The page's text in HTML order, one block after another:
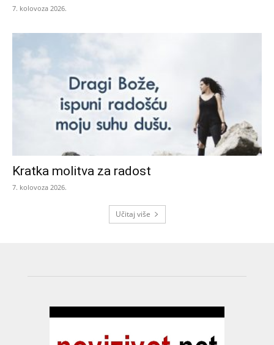
7. kolovoza 2026.
Kratka molitva za radost
7. kolovoza 2026.
Učitaj više